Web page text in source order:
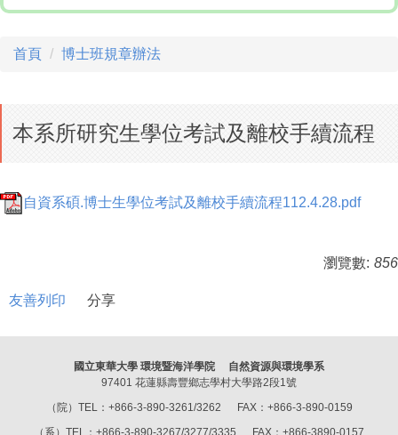
首頁 博士班規章辦法
本系所研究生學位考試及離校手續流程
自資系碩.博士生學位考試及離校手續流程112.4.28.pdf
瀏覽數: 856
友善列印 分享
國立東華大學 環境暨海洋學院 自然資源與環境學系
97401 花蓮縣壽豐鄉志學村大學路2段1號
（院）TEL：+866-3-890-3261/3262 FAX：+866-3-890-0159
（系）TEL：+866-3-890-3267/3277/3335 FAX：+866-3890-0157